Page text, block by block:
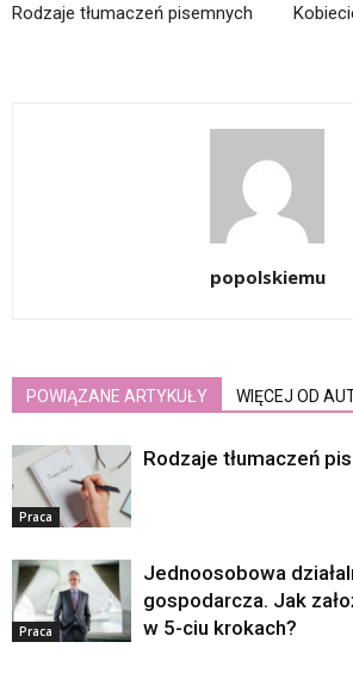
Rodzaje tłumaczeń pisemnych
popolskiemu
POWIĄZANE ARTYKUŁY WIĘCEJ OD
Praca
Rodzaje tłumaczeń
Praca
Jednoosobowa
gospodarcza. Jak
w 5-ciu krokach?